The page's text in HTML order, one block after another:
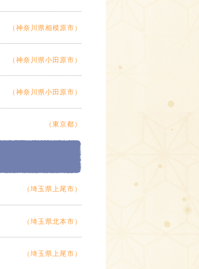
（神奈川県相模原市）
（神奈川県小田原市）
（神奈川県小田原市）
（東京都）
（埼玉県上尾市）
（埼玉県北本市）
（埼玉県上尾市）